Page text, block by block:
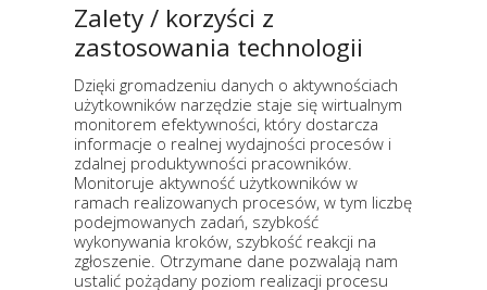
Zalety / korzyści z
zastosowania technologii
Dzięki gromadzeniu danych o aktywnościach
użytkowników narzędzie staje się wirtualnym
monitorem efektywności, który dostarcza
informacje o realnej wydajności procesów i
zdalnej produktywności pracowników.
Monitoruje aktywność użytkowników w
ramach realizowanych procesów, w tym liczbę
podejmowanych zadań, szybkość
wykonywania kroków, szybkość reakcji na
zgłoszenie. Otrzymane dane pozwalają nam
ustalić pożądany poziom realizacji procesu